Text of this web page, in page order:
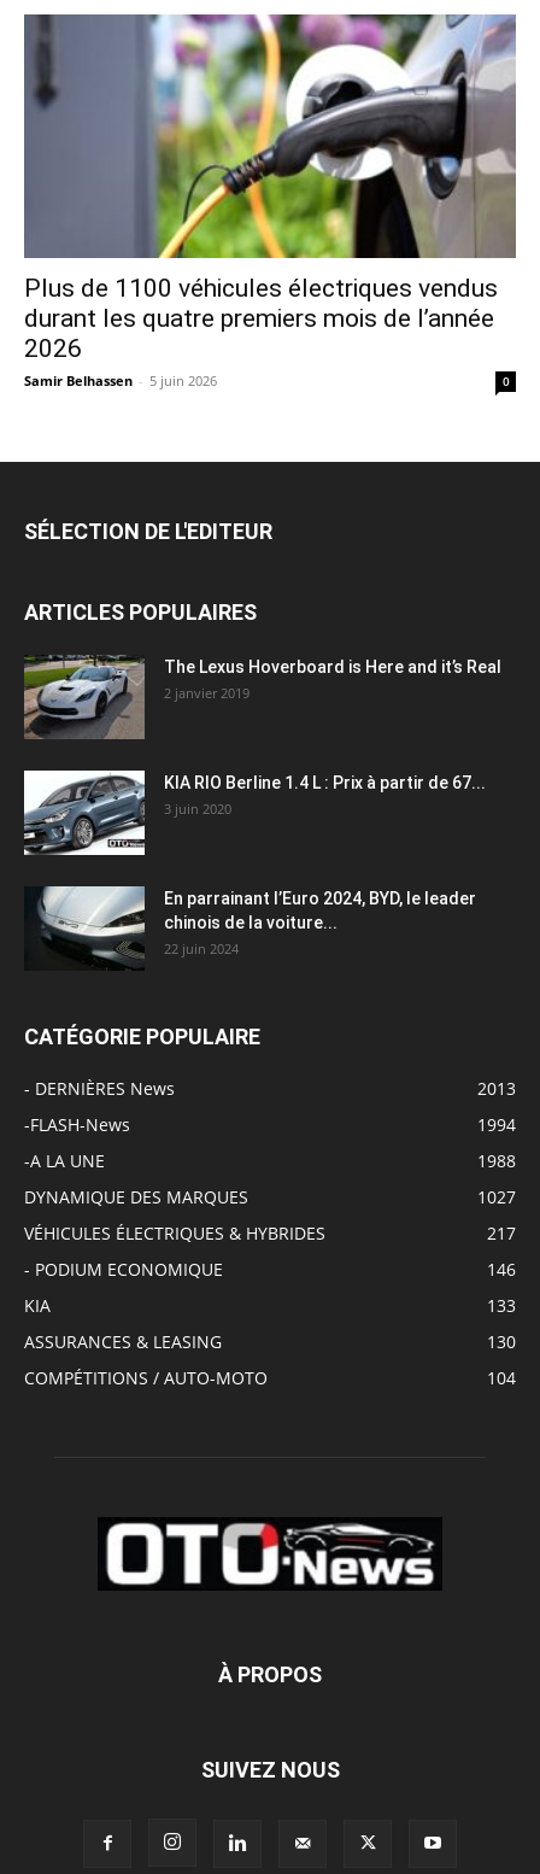
Plus de 1100 véhicules électriques vendus
durant les quatre premiers mois de l’année
2026
Samir Belhassen - 5 juin 2026 0
SÉLECTION DE L'EDITEUR
ARTICLES POPULAIRES
The Lexus Hoverboard is Here and it’s Real
2 janvier 2019
KIA RIO Berline 1.4 L : Prix à partir de 67...
3 juin 2020
En parrainant l’Euro 2024, BYD, le leader
chinois de la voiture...
22 juin 2024
CATÉGORIE POPULAIRE
- DERNIÈRES News
2013
-FLASH-News
1994
-A LA UNE
1988
DYNAMIQUE DES MARQUES
1027
VÉHICULES ÉLECTRIQUES & HYBRIDES
217
- PODIUM ECONOMIQUE
146
KIA
133
ASSURANCES & LEASING
130
COMPÉTITIONS / AUTO-MOTO
104
À PROPOS
SUIVEZ NOUS